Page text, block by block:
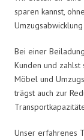
sparen kannst,
Bei einer
Kunden und
Möbel und
trägst auch zur
Unser erfahrenes